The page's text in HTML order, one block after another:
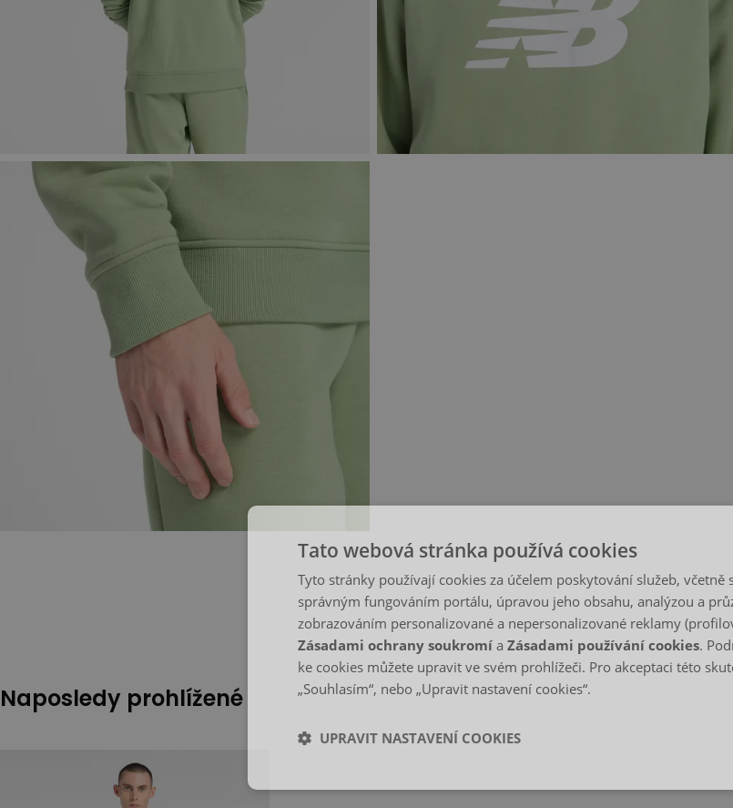
Naposledy prohlížené
Tato webová stránka používá cookies
Tyto stránky používají cookies za účelem poskytování služeb, včetně
správným fungováním portálu, úpravou jeho obsahu, analýzou a
zobrazováním personalizované a nepersonalizované reklamy
Zásadami ochrany soukromí a Zásadami používání cookies.
ke cookies můžete upravit ve svém prohlížeči. Pro akceptaci této
„Souhlasím“, nebo „Upravit nastavení cookies“.
UPRAVIT NASTAVENÍ COOKIES